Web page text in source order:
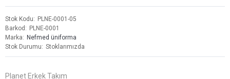
Stok Kodu
PLNE-0001-05
Barkod
PLNE-0001
Marka
Nefmed üniforma
Stok Durumu
Stoklarımızda
Planet Erkek Takım